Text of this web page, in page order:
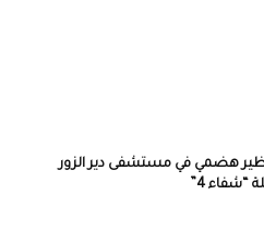
تنظير هضمي في مستشفى دير الزور
4”